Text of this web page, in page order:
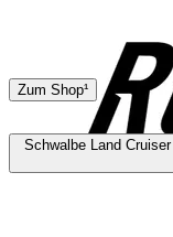
DHL
Zum Shop¹
Schwalbe Land